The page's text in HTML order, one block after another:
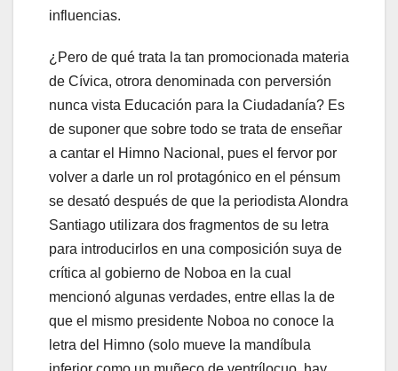
influencias.
¿Pero de qué trata la tan promocionada materia
de Cívica, otrora denominada con perversión
nunca vista Educación para la Ciudadanía? Es
de suponer que sobre todo se trata de enseñar
a cantar el Himno Nacional, pues el fervor por
volver a darle un rol protagónico en el pénsum
se desató después de que la periodista Alondra
Santiago utilizara dos fragmentos de su letra
para introducirlos en una composición suya de
crítica al gobierno de Noboa en la cual
mencionó algunas verdades, entre ellas la de
que el mismo presidente Noboa no conoce la
letra del Himno (solo mueve la mandíbula